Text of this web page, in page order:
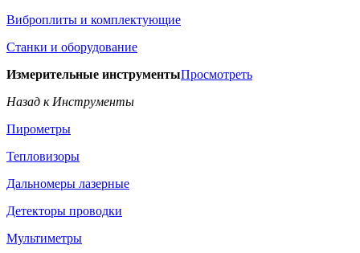
Виброплиты и комплектующие
Станки и оборудование
Измерительные инструментыПросмотреть
Назад к Инструменты
Пирометры
Тепловизоры
Дальномеры лазерные
Детекторы проводки
Мультиметры